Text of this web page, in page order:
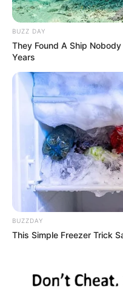
BUZZ DAY
They Found A Ship
Years
BUZZDAY
This Simple Freezer Trick